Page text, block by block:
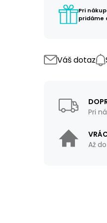
Pri
pridáme
Váš dotaz
Pri
Až